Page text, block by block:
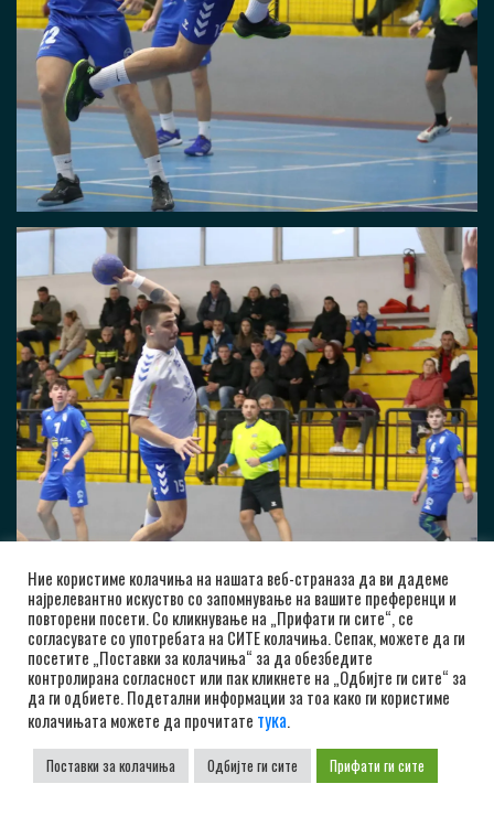
Ние користиме колачиња на нашата веб-страназа да ви дадеме
најрелевантно искуство со запомнување на вашите преференци и
повторени посети. Со кликнување на „Прифати ги сите“, се
согласувате со употребата на СИТЕ колачиња. Сепак, можете да ги
посетите „Поставки за колачиња“ за да обезбедите
контролирана согласност или пак кликнете на „Одбијте ги сите“ за
да ги одбиете. Подетални информации за тоа како ги користиме
колачињата можете да прочитате тука.
Поставки за колачиња Одбијте ги сите Прифати ги сите